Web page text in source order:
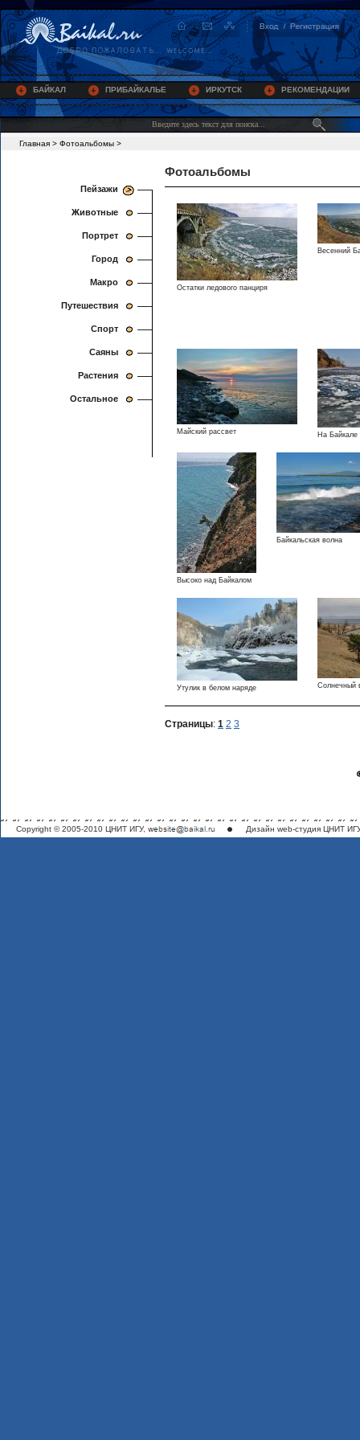
БАЙКАЛ ПРИБАЙКАЛЬЕ ИРКУТСК РЕКОМЕНДАЦИИ
Главная > Фотоальбомы >
Пейзажи
Животные
Портрет
Город
Макро
Путешествия
Спорт
Саяны
Растения
Остальное
Фотоальбомы
Остатки ледового панциря
Весенний
Майский рассвет На Байкале
Высоко над Байкалом
Байкальская волна
Утулик в белом наряде Солнечный
Страницы: 1 2 3
Copyright © 2005-2010 ЦНИТ ИГУ, Дизайн web-студия ЦНИТ